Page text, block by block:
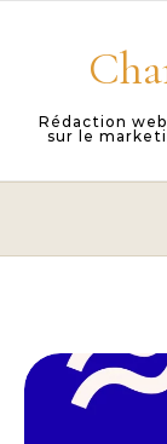
Rédaction
sur le